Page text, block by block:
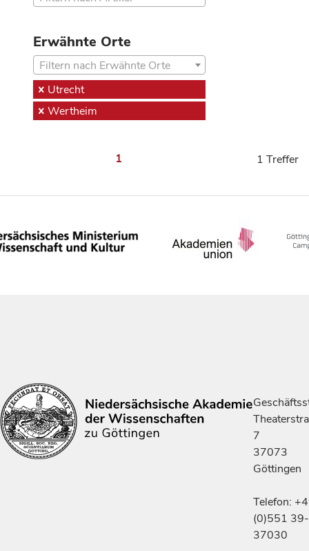
Erwähnte Orte
Filtern nach Erwähnte Orte
Utrecht
Wertheim
1 1 Treffer
7
37073
Göttingen
Telefon:
(0)551 39-
37030